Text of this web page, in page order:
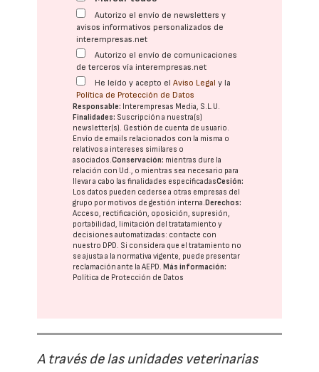
Autorizo el envío de newsletters y
avisos informativos personalizados de
interempresas.net
Autorizo el envío de comunicaciones
de terceros vía interempresas.net
He leído y acepto elAviso Legal y la
Política de Protección de Datos
Responsable: Interempresas Media, S.L.U.
Finalidades: Suscripción a nuestra(s)
newsletter(s). Gestión de cuenta de usuario.
Envío de emails relacionados con la misma o
relativos a intereses similares o
asociados.Conservación: mientras dure la
relación con Ud., o mientras sea necesario para
llevar a cabo las finalidades especificadasCesión:
Los datos pueden cederse a otras empresas del
grupo por motivos de gestión interna. Derechos:
Acceso, rectificación, oposición, supresión,
portabilidad, limitación del tratatamiento y
decisiones automatizadas: contacte con
nuestro DPD. Si considera que el tratamiento no
se ajusta a la normativa vigente, puede presentar
reclamación ante laAEPD. Más información:
Política de Protección de Datos
A través de las unidades veterinarias